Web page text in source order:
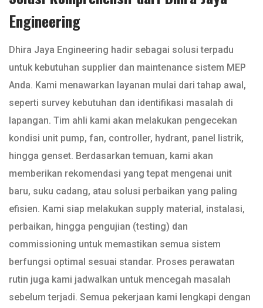
Engineering
Dhira Jaya Engineering hadir sebagai solusi terpadu
untuk kebutuhan supplier dan maintenance sistem MEP
Anda. Kami menawarkan layanan mulai dari tahap awal,
seperti survey kebutuhan dan identifikasi masalah di
lapangan. Tim ahli kami akan melakukan pengecekan
kondisi unit pump, fan, controller, hydrant, panel listrik,
hingga genset. Berdasarkan temuan, kami akan
memberikan rekomendasi yang tepat mengenai unit
baru, suku cadang, atau solusi perbaikan yang paling
efisien. Kami siap melakukan supply material, instalasi,
perbaikan, hingga pengujian (testing) dan
commissioning untuk memastikan semua sistem
berfungsi optimal sesuai standar. Proses perawatan
rutin juga kami jadwalkan untuk mencegah masalah
sebelum terjadi. Semua pekerjaan kami lengkapi dengan